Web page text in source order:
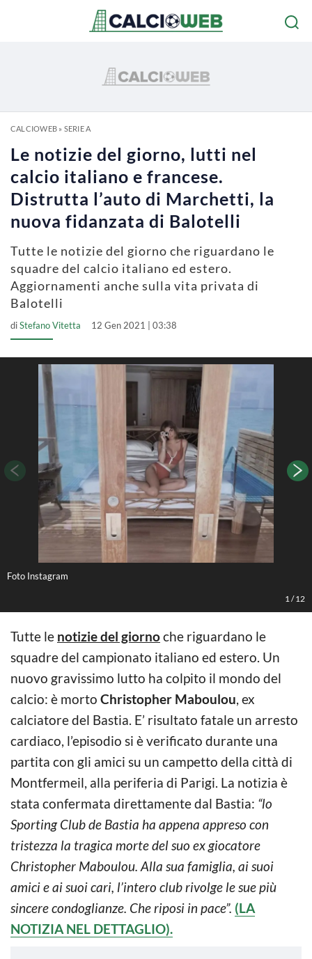
CALCIOWEB» SERIE A
Le notizie del giorno, lutti nel
calcio italiano e francese.
Distrutta l’auto di Marchetti, la
nuova fidanzata di Balotelli
Tutte le notizie del giorno che riguardano le
squadre del calcio italiano ed estero.
Aggiornamenti anche sulla vita privata di
Balotelli
diStefano Vitetta 12 Gen 2021 | 03:38
Foto Instagram
1 /12
Tutte le notizie del giornoche riguardano le
squadre del campionato italiano ed estero. Un
nuovo gravissimo lutto ha colpito il mondo del
calcio: è morto Christopher Maboulou, ex
calciatore del Bastia. E’ risultato fatale un arresto
cardiaco, l’episodio si è verificato durante una
partita con gli amici su un campetto della città di
Montfermeil, alla periferia di Parigi. La notizia è
stata confermata direttamente dal Bastia: “lo
Sporting Club de Bastia ha appena appreso con
tristezza la tragica morte del suo ex giocatore
Christopher Maboulou. Alla sua famiglia, ai suoi
amici e ai suoi cari, l’intero club rivolge le sue più
sincere condoglianze. Che riposi in pace”. (LA
NOTIZIA NEL DETTAGLIO).